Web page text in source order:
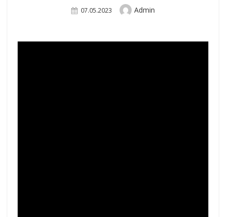
Posted
07.05.2023 Author
Admin